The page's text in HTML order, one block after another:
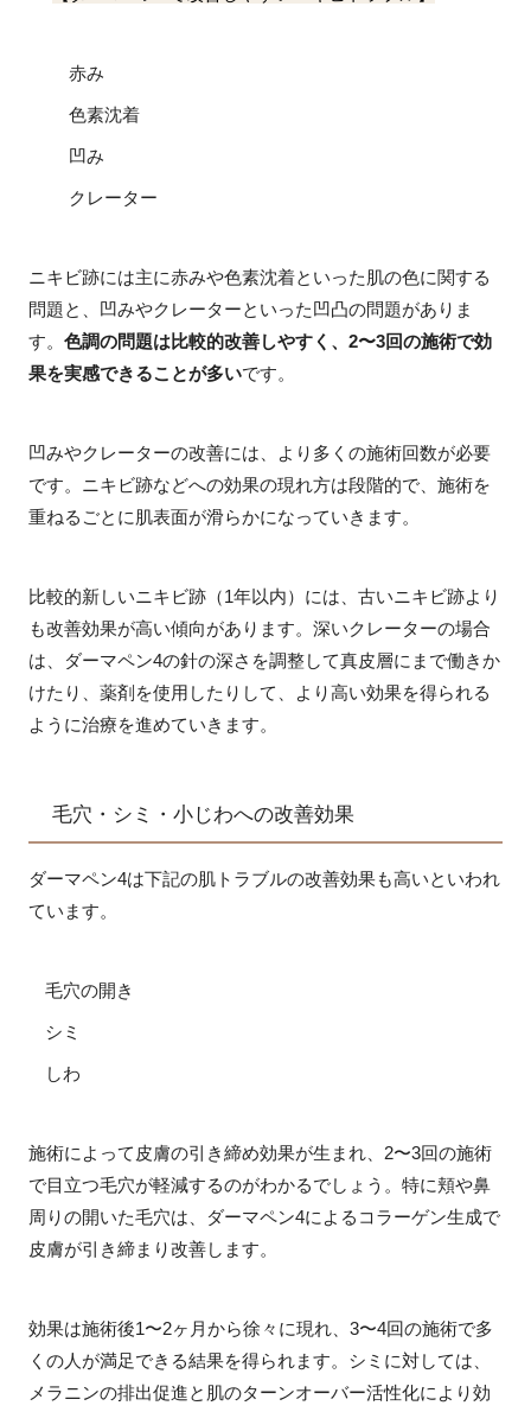
赤み
色素沈着
凹み
クレーター
ニキビ跡には主に赤みや色素沈着といった肌の色に関する
問題と、凹みやクレーターといった凹凸の問題がありま
す。 色調の問題は比較的改善しやすく、2〜3回の施術で効
果を実感できることが多いです。
凹みやクレーターの改善には、より多くの施術回数が必要
です。ニキビ跡などへの効果の現れ方は段階的で、施術を
重ねるごとに肌表面が滑らかになっていきます。
比較的新しいニキビ跡（1年以内）には、古いニキビ跡より
も改善効果が高い傾向があります。深いクレーターの場合
は、ダーマペン4の針の深さを調整して真皮層にまで働きか
けたり、薬剤を使用したりして、より高い効果を得られる
ように治療を進めていきます。
毛穴・シミ・小じわへの改善効果
ダーマペン4は下記の肌トラブルの改善効果も高いといわれ
ています。
毛穴の開き
シミ
しわ
施術によって皮膚の引き締め効果が生まれ、2〜3回の施術
で目立つ毛穴が軽減するのがわかるでしょう。特に頬や鼻
周りの開いた毛穴は、ダーマペン4によるコラーゲン生成で
皮膚が引き締まり改善します。
効果は施術後1〜2ヶ月から徐々に現れ、3〜4回の施術で多
くの人が満足できる結果を得られます。シミに対しては、
メラニンの排出促進と肌のターンオーバー活性化により効